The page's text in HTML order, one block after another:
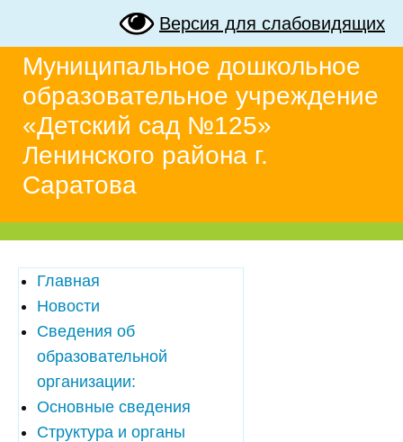
Версия для слабовидящих
Муниципальное дошкольное
образовательное учреждение
«Детский сад №125»
Ленинского района г.
Саратова
Главная
Новости
Сведения об
образовательной
организации:
Основные сведения
Структура и органы